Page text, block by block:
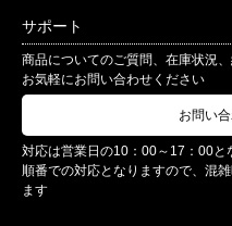
サポート
商品についてのご質問、在庫状況
お気軽にお問い合わせください
お問い
対応は営業日の10：00～17：00と
順番での対応となりますので、混
ます